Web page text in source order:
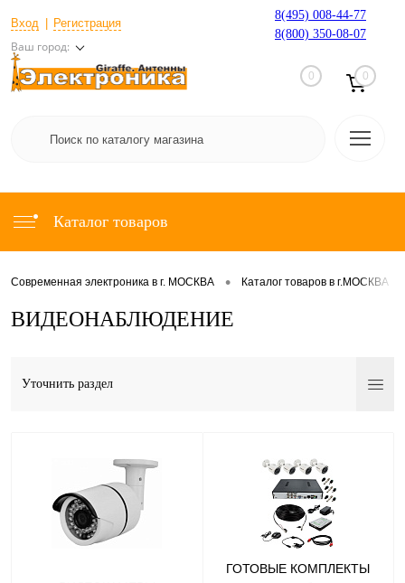
Вход Регистрация
Ваш город:
8(495) 008-44-77
8(800) 350-08-07
0 0
Каталог товаров
Современная электроника в г. МОСКВА • Каталог товаров в г.МОСКВА
ВИДЕОНАБЛЮДЕНИЕ
Уточнить раздел
ГОТОВЫЕ КОМПЛЕКТЫ